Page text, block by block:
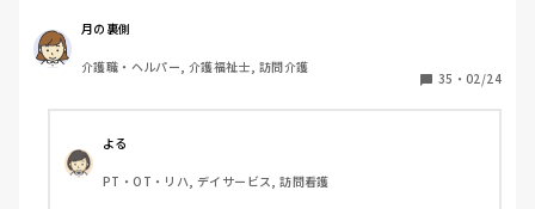
食後の片付けとベッドでの体制を整えたら毎回20分近くオー
バーです。
ケアマネに何度も伝えますが 「点数も無いし自費ももう使
プランの変更も無く タダ働きです。
月の裏側
介護職・ヘルパー, 介護福祉士, 訪問介護
35 ・ 02/24
よる
PT・OT・リハ, デイサービス, 訪問看護